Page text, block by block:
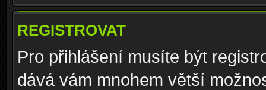
REGISTROVAT
Pro přihlášení musíte být
dává vám mnohem větší